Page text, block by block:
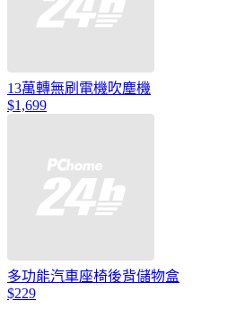
13萬轉無刷電機吹塵機
$1,699
多功能汽車座椅後背儲物盒
$229